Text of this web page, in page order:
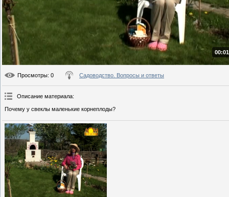
Просмотры: 0 Садоводство. Вопросы и ответы
Описание материала:
Почему у свеклы маленькие корнеплоды?